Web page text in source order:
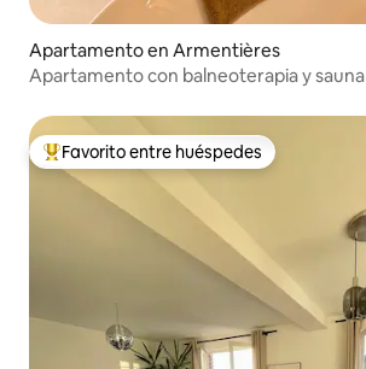
Apartamento en Armentières
Apartamento con balneoterapia y sauna
Favorito entre huéspedes preferido
Favorito entre huéspedes